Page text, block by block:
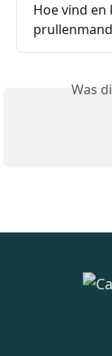
Hoe vind
Was